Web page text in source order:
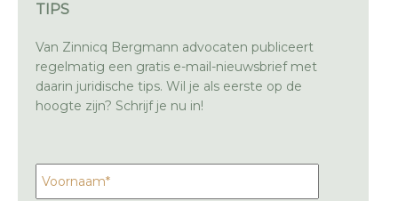
TIPS
Van Zinnicq Bergmann advocaten publiceert
regelmatig een gratis e-mail-nieuwsbrief met
daarin juridische tips. Wil je als eerste op de
hoogte zijn? Schrijf je nu in!